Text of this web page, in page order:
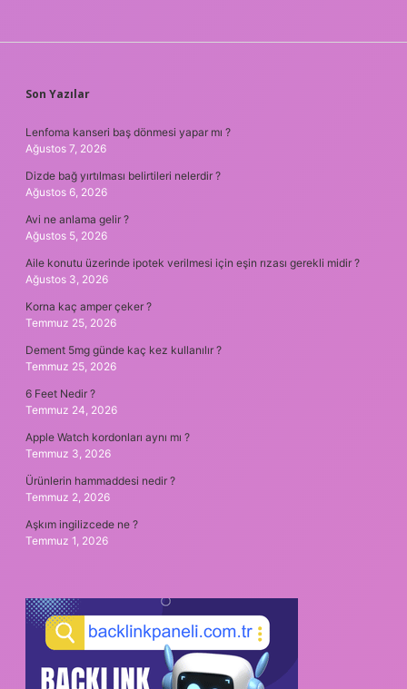
SIDEBAR
Son Yazılar
Lenfoma kanseri baş dönmesi yapar mı ?
Ağustos 7, 2026
Dizde bağ yırtılması belirtileri nelerdir ?
Ağustos 6, 2026
Avi ne anlama gelir ?
Ağustos 5, 2026
Aile konutu üzerinde ipotek verilmesi için eşin rızası gerekli midir ?
Ağustos 3, 2026
Korna kaç amper çeker ?
Temmuz 25, 2026
Dement 5mg günde kaç kez kullanılır ?
Temmuz 25, 2026
6 Feet Nedir ?
Temmuz 24, 2026
Apple Watch kordonları aynı mı ?
Temmuz 3, 2026
Ürünlerin hammaddesi nedir ?
Temmuz 2, 2026
Aşkım ingilizcede ne ?
Temmuz 1, 2026